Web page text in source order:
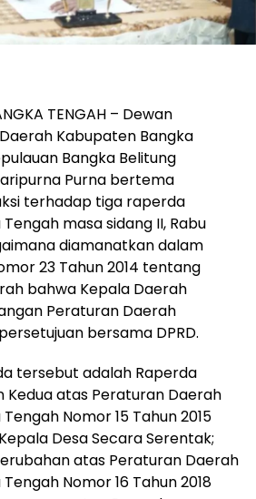
TENGAH – Dewan
Kabupaten Bangka
Bangka Belitung
Purna bertema
terhadap tiga raperda
masa sidang II, Rabu
diamanatkan dalam
23 Tahun 2014 tentang
bahwa Kepala Daerah
Peraturan Daerah
bersama DPRD.
tersebut adalah Raperda
atas Peraturan Daerah
Nomor 15 Tahun 2015
Desa Secara Serentak;
atas Peraturan Daerah
Nomor 16 Tahun 2018